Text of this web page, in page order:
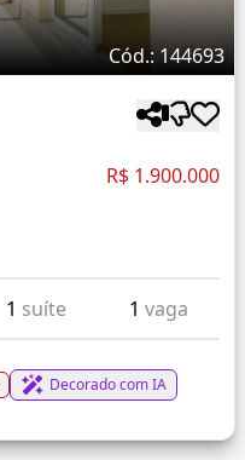
Cód.: 144693
R$ 1.900.000
1 suíte 1 vaga
Decorado com IA